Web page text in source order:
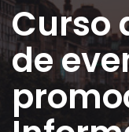
Curso
de